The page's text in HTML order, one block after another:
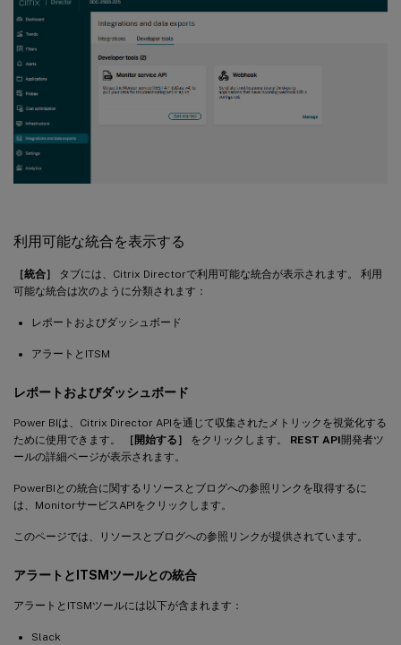
利用可能な統合を表示する
［統合］
タブには、Citrix Directorで利用可能な統合が表示されます。 利用
可能な統合は次のように分類されます：
レポートおよびダッシュボード
アラートとITSM
レポートおよびダッシュボード
Power BIは、Citrix Director APIを通じて収集されたメトリックを視覚化する
ために使用できます。
［開始する］ をクリックします。 REST API開発者ツ
ールの詳細ページが表示されます。
PowerBIとの統合に関するリソースとブログへの参照リンクを取得するに
は、MonitorサービスAPIをクリックします。
このページでは、リソースとブログへの参照リンクが提供されています。
アラートとITSMツールとの統合
アラートとITSMツールには以下が含まれます：
Slack